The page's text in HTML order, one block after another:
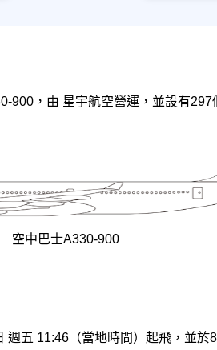
900，由 星宇航空營運，並設有297
空中巴士A330-900
五 11:46（當地時間）起飛，並